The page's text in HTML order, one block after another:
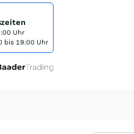
Uhr
bis 19:00 Uhr